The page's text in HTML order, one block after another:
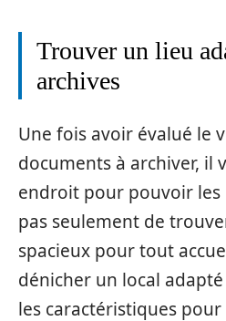
Trouver un lieu
archives
Une fois avoir évalué le
documents à archiver, il
endroit pour pouvoir les
pas seulement de
spacieux pour tout
dénicher un local
les caractéristiques